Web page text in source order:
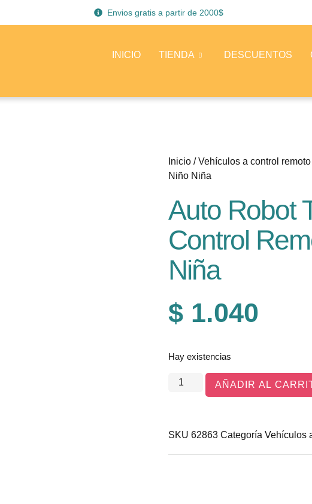
Envios gratis a partir de 2000$
INICIO TIENDA DESCUENTOS
Inicio /Vehículos a control remoto
Niño Niña
Auto Robot
Control
Niña
$ 1.040
Hay existencias
AÑADIR AL
SKU 62863 Categoría Vehículos